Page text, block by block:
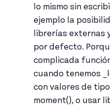
lo mismo sin
ejemplo la
librerías externas
por defecto.
complicada
cuando tenemos
con valores de
moment(), o usar